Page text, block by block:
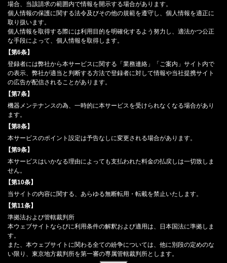
場合、当該請求の範囲内で情報を開示する場合があります。
個人情報の保護に関する法令及びその他の規範を遵守し、個人情報を適正に
取り扱います。
個人情報を取得する際には利用目的を明確化するよう努力し、適法かつ公正
な手段によって、個人情報を取得します。
【第6条】
登録者には弊社から本サービスに関する「業務連絡」「ご案内」サイト内で
の表示、弊社が適当と判断する方法で登録者に対して情報や当社提携サイト
の広告が配信されることがあります。
【第7条】
機器メンテナンスの為、一時的に本サービスを受けられなくなる場合があり
ます。
【第8条】
本サービスのポイント設定は予告なしに変更される場合があります。
【第9条】
本サービスはいかなる理由によっても支払われた料金の払戻しは一切致しま
せん。
【第10条】
当サイトの内容に関する、あらゆる無断転用・転載を禁止いたします。
【第11条】
準拠法および管轄裁判所
本ウェブサイトならびに利用条件の解釈および適用は、日本国法に準拠しま
す。
また、本ウェブサイトに関わる全ての紛争については、他に別段の定めのな
い限り、東京地方裁判所を第一審の専属管轄裁判所とします。